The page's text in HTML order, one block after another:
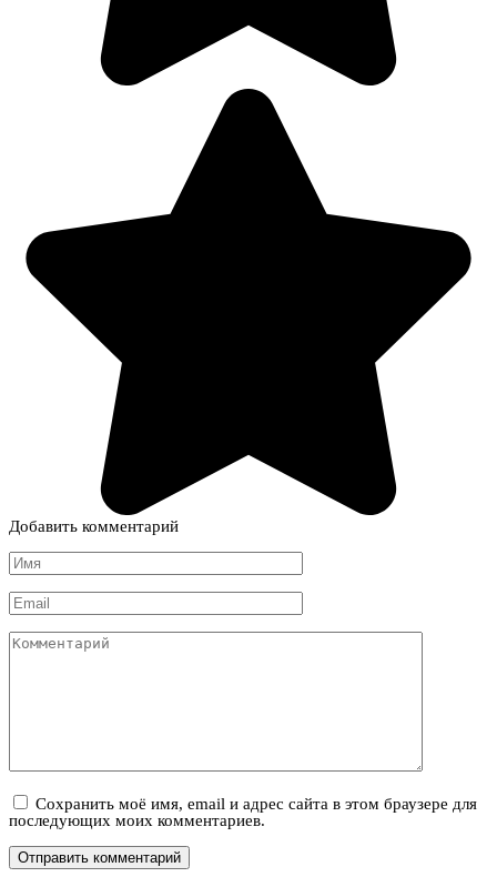
Добавить комментарий
Имя
*
Email
*
Комментарий
Сохранить моё имя, email и адрес сайта в этом браузере для
последующих моих комментариев.